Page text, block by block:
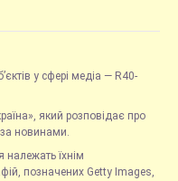
у сфері медіа — R40-
який розповідає про
новинами.
належать їхнім
позначених Getty Images,